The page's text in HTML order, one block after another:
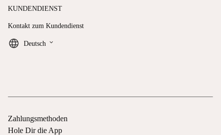
KUNDENDIENST
Kontakt zum Kundendienst
Deutsch keyboard_arrow_down
Zahlungsmethoden
Hole Dir die App